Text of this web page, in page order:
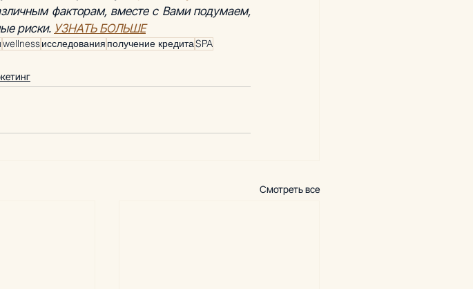
факторам, вместе с Вами подумаем,
риски. УЗНАТЬ БОЛЬШЕ
wellnessисследования получение кредитаSPA
Смотреть все